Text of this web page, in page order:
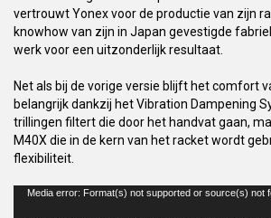
vertrouwt Yonex voor de productie van zijn
knowhow van zijn in Japan gevestigde
werk voor een uitzonderlijk resultaat.
Net als bij de vorige versie blijft het comfort
belangrijk dankzij het Vibration Dampening
trillingen filtert die door het handvat gaan,
M40X die in de kern van het racket wordt
flexibiliteit.
Videospeler
Media error: Format(s) not supported or source(s) not